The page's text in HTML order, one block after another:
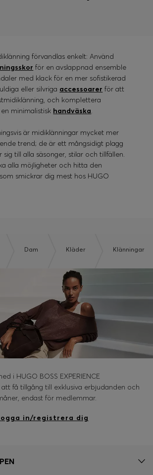
förvandlas enkelt: Använd
för en avslappnad ensemble
med klack för en mer sofistikerad
eller silvriga accessoarer för att
och komplettera
minimalistisk handväska.
är midiklänningar mycket mer
trend; de är ett mångsidigt plagg
sig till alla säsonger, stilar och tillfällen.
alla möjligheter och hitta den
smickrar dig mest hos HUGO
Dam Kläder Klänningar
i HUGO BOSS EXPERIENCE
få tillgång till exklusiva erbjudanden och
endast för medlemmar.
in/registrera dig